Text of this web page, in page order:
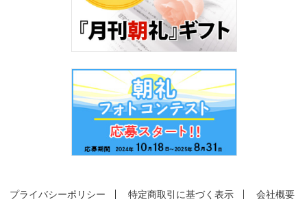
プライバシーポリシー 特定商取引に基づく表示 会社概要